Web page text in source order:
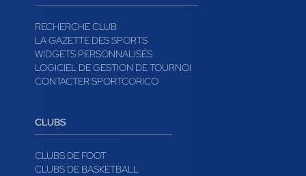
RECHERCHE CLUB
LA GAZETTE DES SPORTS
WIDGETS PERSONNALISÉS
LOGICIEL DE GESTION DE TOURNOI
CONTACTER SPORTCORICO
CLUBS
CLUBS DE FOOT
CLUBS DE BASKETBALL